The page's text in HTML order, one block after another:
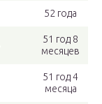
52 года
51 год 8
месяцев
51 год 4
месяца